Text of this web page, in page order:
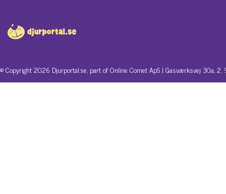
© Copyright 2026 Djurportal.se, part of Online Comet ApS | Gasværksvej 30a,